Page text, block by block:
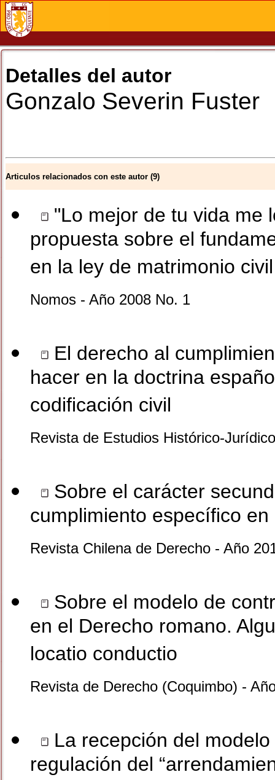
Detalles del autor
Gonzalo Severin Fuster
Articulos relacionados con este autor (9)
"Lo mejor de tu vida me
propuesta sobre el
en la ley de matrimonio civil
Nomos - Año 2008 No. 1
El derecho al
hacer en la doctrina
codificación civil
Revista de Estudios Histórico-
Sobre el carácter
cumplimiento específico
Revista Chilena de Derecho - Año
Sobre el modelo de
en el Derecho romano.
locatio conductio
Revista de Derecho (Coquimbo) -
La recepción del
regulación del